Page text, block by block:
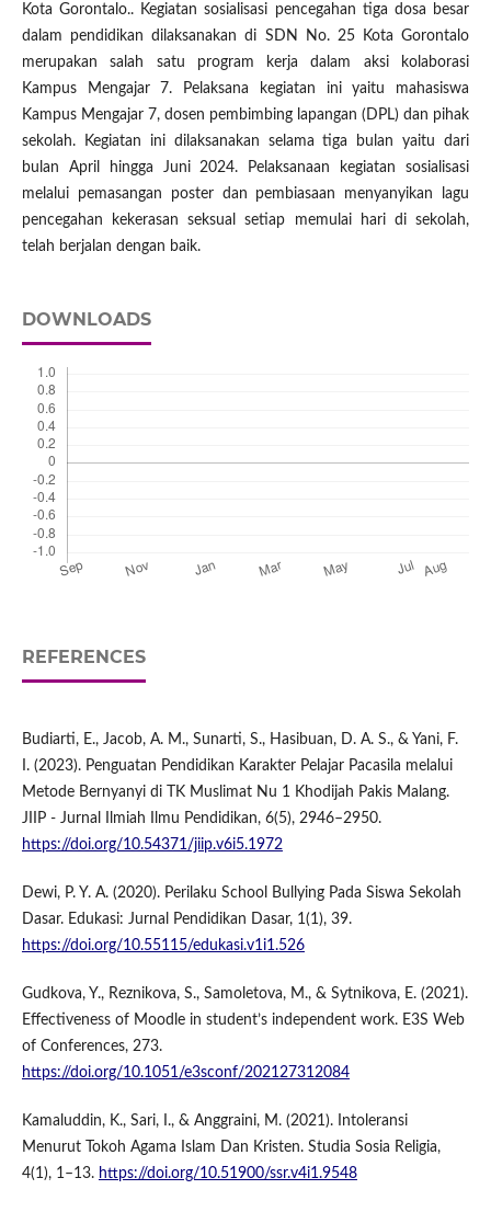
Kota Gorontalo.. Kegiatan sosialisasi pencegahan tiga dosa besar
dalam pendidikan dilaksanakan di SDN No. 25 Kota Gorontalo
merupakan salah satu program kerja dalam aksi kolaborasi
Kampus Mengajar 7. Pelaksana kegiatan ini yaitu mahasiswa
Kampus Mengajar 7, dosen pembimbing lapangan (DPL) dan pihak
sekolah. Kegiatan ini dilaksanakan selama tiga bulan yaitu dari
bulan April hingga Juni 2024. Pelaksanaan kegiatan sosialisasi
melalui pemasangan poster dan pembiasaan menyanyikan lagu
pencegahan kekerasan seksual setiap memulai hari di sekolah,
telah berjalan dengan baik.
DOWNLOADS
REFERENCES
Budiarti, E., Jacob, A. M., Sunarti, S., Hasibuan, D. A. S., & Yani, F.
I. (2023). Penguatan Pendidikan Karakter Pelajar Pacasila melalui
Metode Bernyanyi di TK Muslimat Nu 1 Khodijah Pakis Malang.
JIIP - Jurnal Ilmiah Ilmu Pendidikan, 6(5), 2946–2950.
https://doi.org/10.54371/jiip.v6i5.1972
Dewi, P. Y. A. (2020). Perilaku School Bullying Pada Siswa Sekolah
Dasar. Edukasi: Jurnal Pendidikan Dasar, 1(1), 39.
https://doi.org/10.55115/edukasi.v1i1.526
Gudkova, Y., Reznikova, S., Samoletova, M., & Sytnikova, E. (2021).
Effectiveness of Moodle in student’s independent work. E3S Web
of Conferences, 273.
https://doi.org/10.1051/e3sconf/202127312084
Kamaluddin, K., Sari, I., & Anggraini, M. (2021). Intoleransi
Menurut Tokoh Agama Islam Dan Kristen. Studia Sosia Religia,
4(1), 1–13. https://doi.org/10.51900/ssr.v4i1.9548